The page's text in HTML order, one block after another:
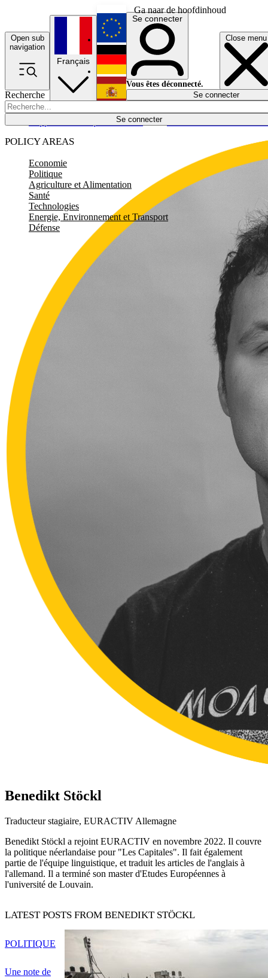
Ga naar de hoofdinhoud
Open sub
navigation
Close menu
Recherche
Se connecter
POLICY AREAS
Economie
Politique
Agriculture et Alimentation
Santé
Technologies
Energie, Environnement et Transport
Défense
Économie
Français
English
Deutsch
Español
Se connecter
Vous êtes déconnecté.
Se connecter
Benedikt Stöckl
Traducteur stagiaire, EURACTIV Allemagne
Benedikt Stöckl a rejoint EURACTIV en novembre 2022. Il couvre
la politique néerlandaise pour "Les Capitales". Il fait également
partie de l'équipe linguistique, et traduit les articles de l'anglais à
l'allemand. Il a terminé son master d'Etudes Européennes à
l'université de Louvain.
LATEST POSTS FROM BENEDIKT STÖCKL
Une note de
POLITIQUE